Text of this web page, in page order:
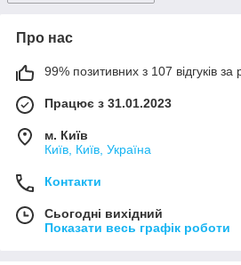
Про нас
99% позитивних з 107 відгуків за
Працює з 31.01.2023
м. Київ
Київ, Київ, Україна
Контакти
Сьогодні вихідний
Показати весь графік роботи